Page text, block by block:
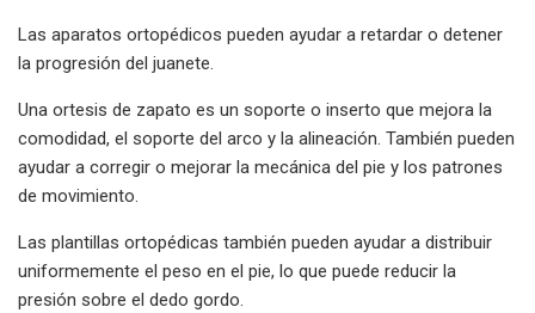
Las aparatos ortopédicos pueden ayudar a retardar o detener
la progresión del juanete.
Una ortesis de zapato es un soporte o inserto que mejora la
comodidad, el soporte del arco y la alineación. También pueden
ayudar a corregir o mejorar la mecánica del pie y los patrones
de movimiento.
Las plantillas ortopédicas también pueden ayudar a distribuir
uniformemente el peso en el pie, lo que puede reducir la
presión sobre el dedo gordo.